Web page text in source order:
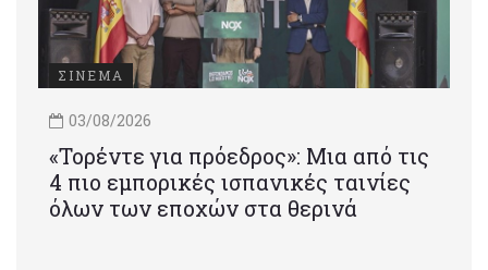
ΣΙΝΕΜΑ
03/08/2026
«Τορέντε για πρόεδρος»: Mια από τις
4 πιο εμπορικές ισπανικές ταινίες
όλων των εποχών στα θερινά